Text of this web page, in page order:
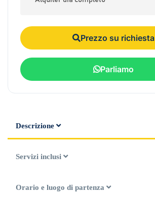
Prezzo su richiesta
Parliamo
Descrizione
Servizi inclusi
Orario e luogo di partenza